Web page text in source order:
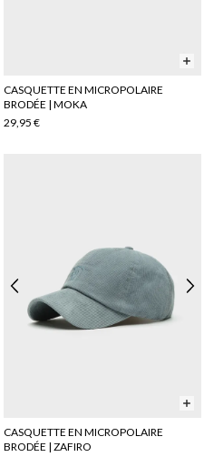
CASQUETTE EN MICROPOLAIRE
BRODÉE | MOKA
29,95 €
CASQUETTE EN MICROPOLAIRE
BRODÉE | ZAFIRO